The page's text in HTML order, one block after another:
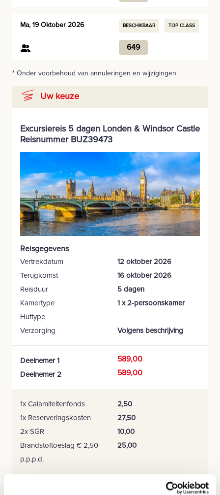
Ma, 19 Oktober 2026 BESCHIKBAAR TOP CLASS
649
* Onder voorbehoud van annuleringen en wijzigingen
Uw keuze
Excursiereis 5 dagen Londen & Windsor Castle
Reisnummer BUZ39473
Reisgegevens
Vertrekdatum
12 oktober 2026
Terugkomst
16 oktober 2026
Reisduur
5 dagen
Kamertype
1 x 2-persoonskamer
Huttype
Verzorging
Volgens beschrijving
Deelnemer 1 589,00
Deelnemer 2 589,00
1x Calamiteitenfonds
2,50
1x Reserveringskosten
27,50
2x SGR
10,00
Brandstoftoeslag € 2,50
p.p.p.d.
25,00